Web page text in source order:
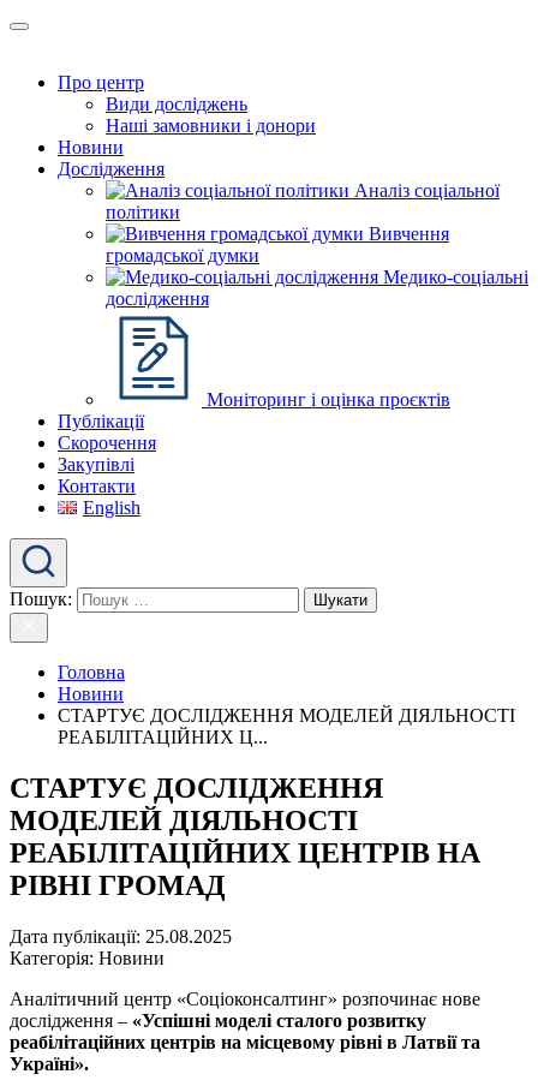
Про центр
Види досліджень
Наші замовники і донори
Новини
Дослідження
Аналіз соціальної
політики
Вивчення
громадської думки
Медико-соціальні
дослідження
Моніторинг і оцінка проєктів
Публікації
Скорочення
Закупівлі
Контакти
English
Пошук:
Головна
Новини
СТАРТУЄ ДОСЛІДЖЕННЯ МОДЕЛЕЙ ДІЯЛЬНОСТІ
РЕАБІЛІТАЦІЙНИХ Ц...
СТАРТУЄ ДОСЛІДЖЕННЯ
МОДЕЛЕЙ ДІЯЛЬНОСТІ
РЕАБІЛІТАЦІЙНИХ ЦЕНТРІВ НА
РІВНІ ГРОМАД
Дата публікації: 25.08.2025
Категорія: Новини
Аналітичний центр «Соціоконсалтинг» розпочинає нове
дослідження – «Успішні моделі сталого розвитку
реабілітаційних центрів на місцевому рівні в Латвії та
Україні».